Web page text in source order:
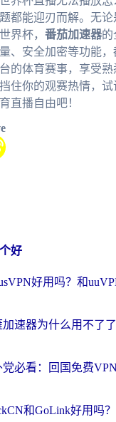
都能迎刃而解。无
界杯， 番茄加速器的
、安全加密等功能
的体育赛事，享受熟
住你的观赛热情，试
直播自由吧！
好